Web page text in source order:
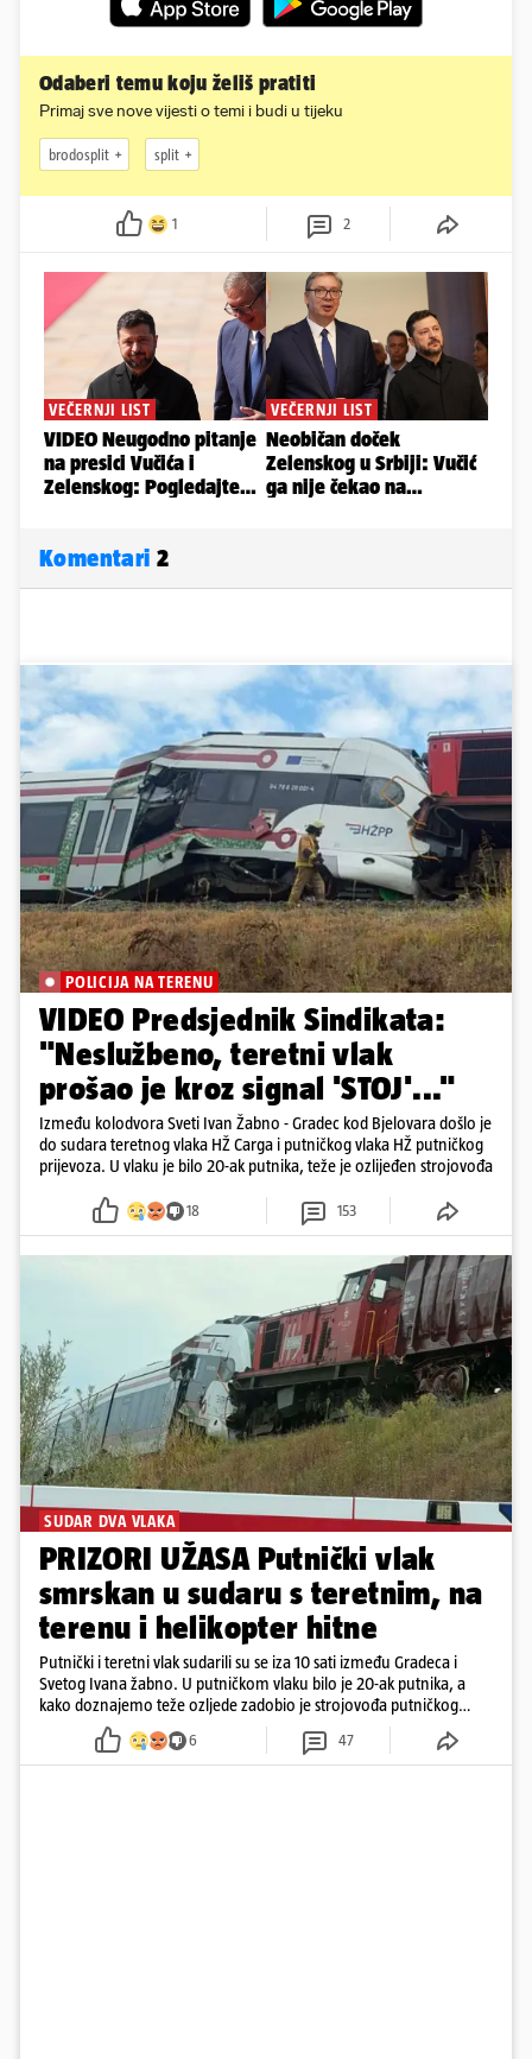
Odaberi temu koju želiš pratiti
Primaj sve nove vijesti o temi i budi u tijeku
brodosplit split
1 2
Komentari 2
POLICIJA NA TERENU
VIDEO Predsjednik Sindikata:
"Neslužbeno, teretni vlak
prošao je kroz signal 'STOJ'..."
Između kolodvora Sveti Ivan Žabno - Gradec kod Bjelovara došlo je
do sudara teretnog vlaka HŽ Carga i putničkog vlaka HŽ putničkog
prijevoza. U vlaku je bilo 20-ak putnika, teže je ozlijeđen strojovođa
18 153
SUDAR DVA VLAKA
PRIZORI UŽASA Putnički vlak
smrskan u sudaru s teretnim, na
terenu i helikopter hitne
Putnički i teretni vlak sudarili su se iza 10 sati između Gradeca i
Svetog Ivana žabno. U putničkom vlaku bilo je 20-ak putnika, a
kako doznajemo teže ozljede zadobio je strojovođa putničkog
vlaka. Zatvoren je promet, a fotoreporteri Prigorskog objavili su
prve snimke s mjesta sudara
6 47